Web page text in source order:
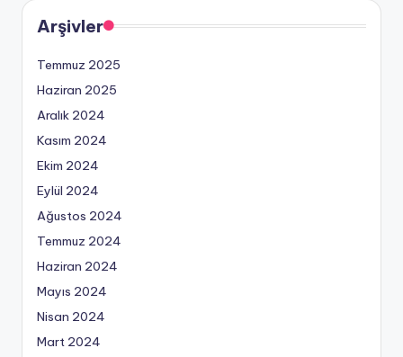
Arşivler
Temmuz 2025
Haziran 2025
Aralık 2024
Kasım 2024
Ekim 2024
Eylül 2024
Ağustos 2024
Temmuz 2024
Haziran 2024
Mayıs 2024
Nisan 2024
Mart 2024